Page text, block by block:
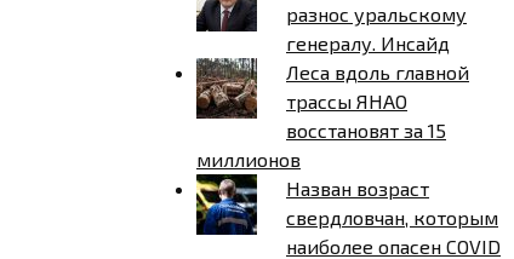
разнос уральскому
генералу. Инсайд
Леса вдоль главной
трассы ЯНАО
восстановят за 15
миллионов
Назван возраст
свердловчан, которым
наиболее опасен COVID